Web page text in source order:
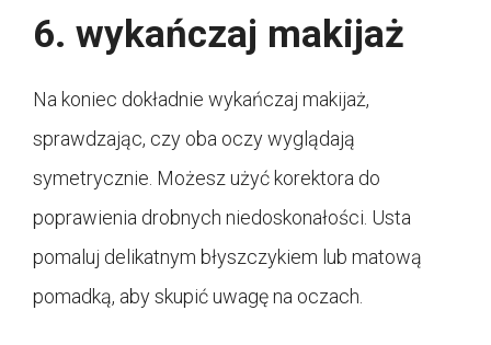
6. wykańczaj makijaż
Na koniec dokładnie wykańczaj makijaż,
sprawdzając, czy oba oczy wyglądają
symetrycznie. Możesz użyć korektora do
poprawienia drobnych niedoskonałości. Usta
pomaluj delikatnym błyszczykiem lub matową
pomadką, aby skupić uwagę na oczach.